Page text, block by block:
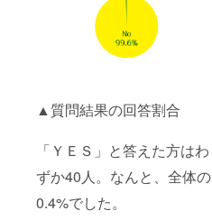
▲質問結果の回答割合
「ＹＥＳ」と答えた方はわ
ずか40人。なんと、全体の
0.4%でした。